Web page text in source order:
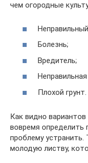
чем огородные
Болезнь;
Вредитель;
Плохой грунт.
Как видно
вовремя определить
проблему устранить.
молодую листву,